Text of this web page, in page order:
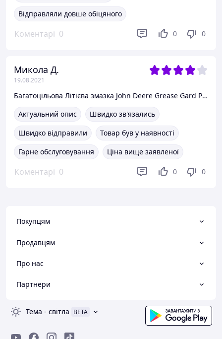
Відправляли довше обіцяного
Коментарі 0 0 0
Микола Д.
19.08.2021
Багатоцільова Літієва змазка John Deere Grease Gard Premium
Актуальний опис
Швидко зв'язались
Швидко відправили
Товар був у наявності
Гарне обслуговування
Ціна вище заявленої
Коментарі 0 0 0
Покупцям
Продавцям
Про нас
Партнери
Тема - світла BETA